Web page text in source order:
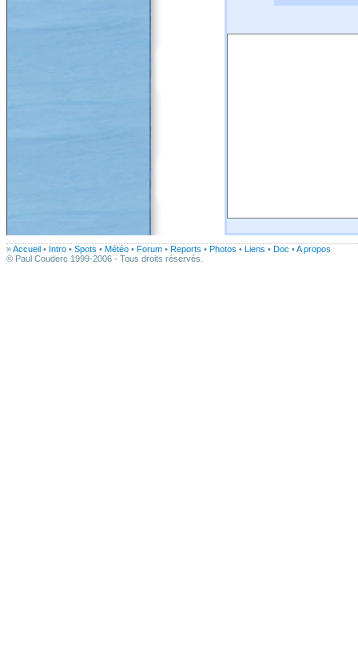
»Accueil • Intro • Spots • Météo • Forum • Reports • Photos • Liens • Doc •A propos
© Paul Couderc 1999-2006 - Tous droits réservés.